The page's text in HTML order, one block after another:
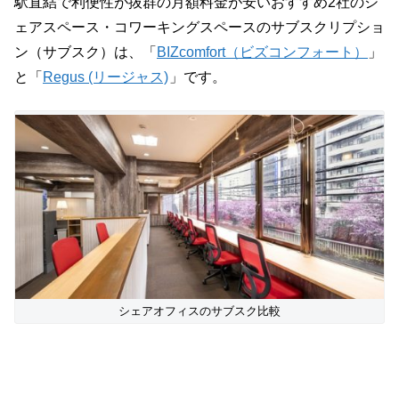
ェアスペース・コワーキングスペースのサブスクリプショ
ン（サブスク）は、「 BIZcomfort（ビズコンフォート）
」
と「 Regus (リージャス) 」です。
シェアオフィスのサブスク比較